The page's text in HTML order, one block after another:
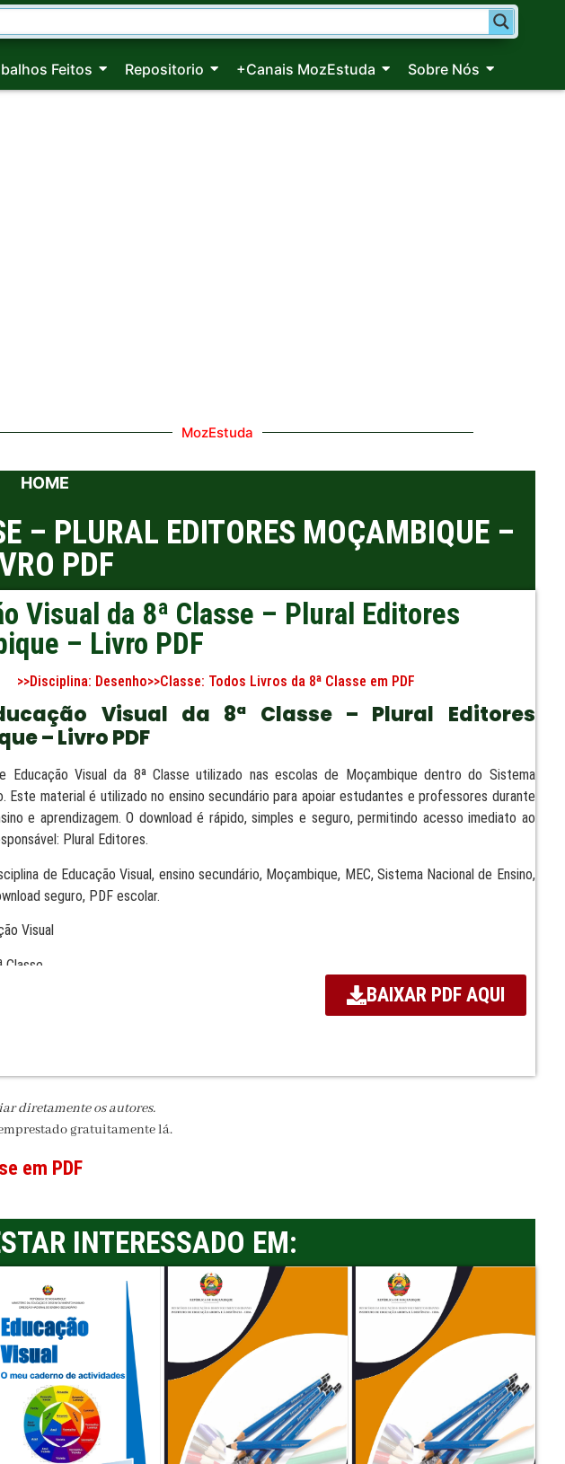
Feitos Repositorio +Canais MozEstuda Sobre Nós
MozEstuda
HOME
– PLURAL EDITORES MOÇAMBIQUE –
PDF
Visual da 8ª Classe – Plural Editores
– Livro PDF
>>Disciplina: Desenho>>Classe: Todos Livros da 8ª Classe em PDF
Visual da 8ª Classe – Plural Editores
– Livro PDF
Educação Visual da 8ª Classe utilizado nas escolas de Moçambique dentro do Sistema
Este material é utilizado no ensino secundário para apoiar estudantes e professores durante
e aprendizagem. O download é rápido, simples e seguro, permitindo acesso imediato ao
Plural Editores.
de Educação Visual, ensino secundário, Moçambique, MEC, Sistema Nacional de Ensino,
seguro, PDF escolar.
Visual
Classe
BAIXAR PDF AQUI
diretamente os autores.
gratuitamente lá.
em PDF
INTERESSADO EM: